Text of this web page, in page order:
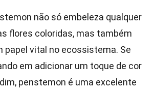
não só embeleza qualquer
flores coloridas, mas também
papel vital no ecossistema. Se
em adicionar um toque de cor
penstemon é uma excelente